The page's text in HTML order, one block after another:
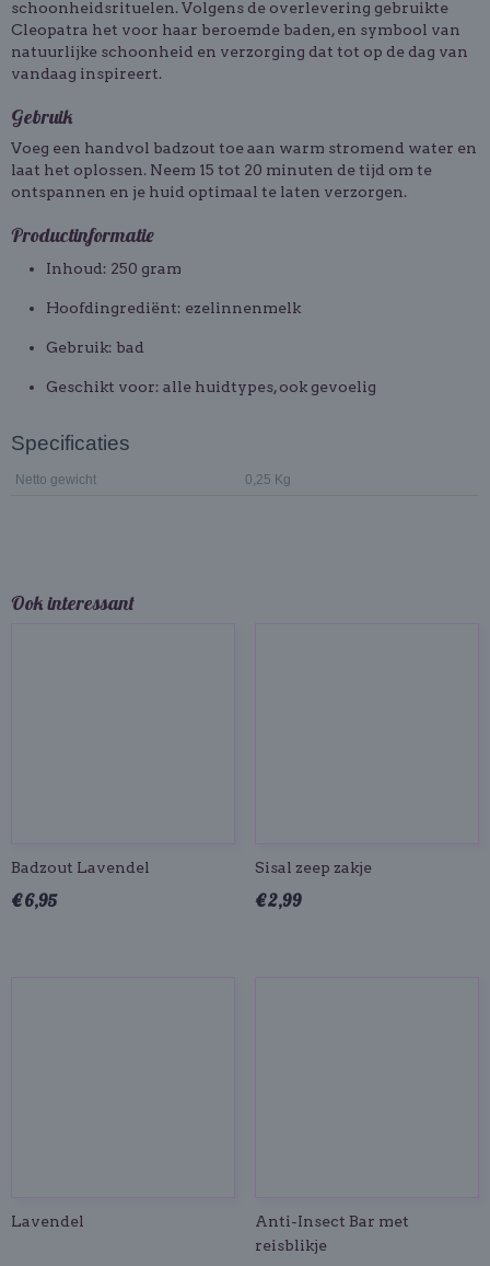
schoonheidsrituelen. Volgens de overlevering gebruikte
Cleopatra het voor haar beroemde baden, en symbool van
natuurlijke schoonheid en verzorging dat tot op de dag van
vandaag inspireert.
Gebruik
Voeg een handvol badzout toe aan warm stromend water en
laat het oplossen. Neem 15 tot 20 minuten de tijd om te
ontspannen en je huid optimaal te laten verzorgen.
Productinformatie
Inhoud: 250 gram
Hoofdingrediënt: ezelinnenmelk
Gebruik: bad
Geschikt voor: alle huidtypes, ook gevoelig
Specificaties
Netto gewicht 0,25 Kg
Ook interessant
Badzout Lavendel
€ 6,95
Sisal zeep zakje
€ 2,99
Lavendel
Anti-Insect Bar met
reisblikje